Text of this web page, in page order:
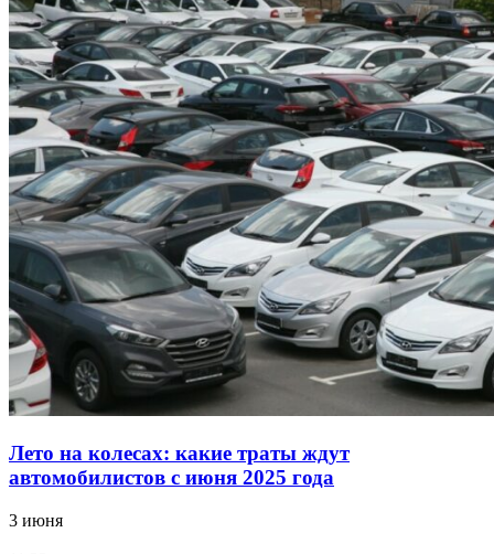
Лето на колесах: какие траты ждут
автомобилистов с июня 2025 года
3 июня